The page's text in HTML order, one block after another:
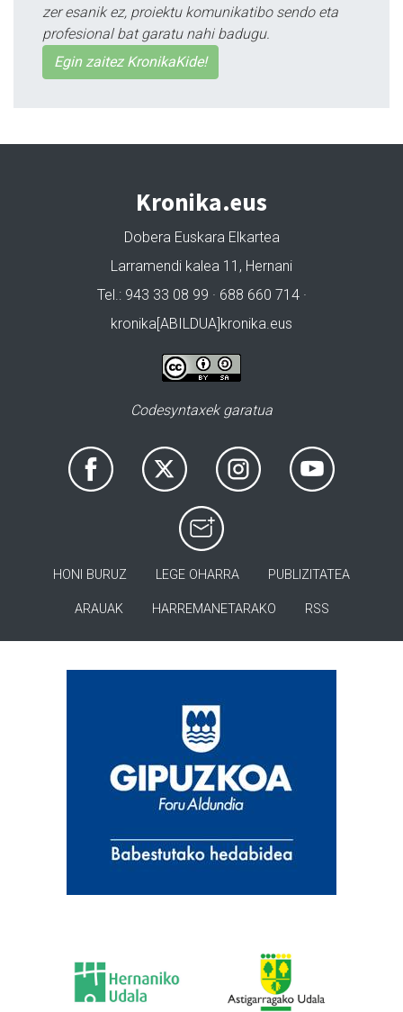
zer esanik ez, proiektu komunikatibo sendo eta
profesional bat garatu nahi badugu.
Egin zaitez KronikaKide!
Kronika.eus
Dobera Euskara Elkartea
Larramendi kalea 11, Hernani
Tel.: 943 33 08 99 · 688 660 714 ·
kronika[ABILDUA]kronika.eus
Codesyntaxek garatua
HONI BURUZ LEGE OHARRA PUBLIZITATEA
ARAUAK HARREMANETARAKO RSS